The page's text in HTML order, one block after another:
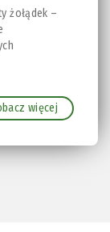
żołądek –
więcej